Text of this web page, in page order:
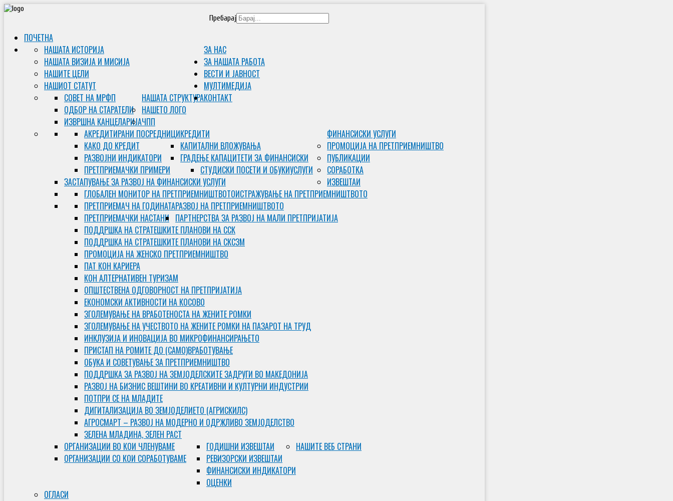
Пребарај
ПОЧЕТНА
ЗА НАС
НАШАТА ИСТОРИЈА
НАШАТА ВИЗИЈА И МИСИЈА
НАШИТЕ ЦЕЛИ
НАШИОТ СТАТУТ
НАШАТА СТРУКТУРА
СОВЕТ НА МРФП
ОДБОР НА СТАРАТЕЛИ
ИЗВРШНА КАНЦЕЛАРИЈА
НАШЕТО ЛОГО
ЧПП
ЗА НАШАТА РАБОТА
ФИНАНСИСКИ УСЛУГИ
КРЕДИТИ
АКРЕДИТИРАНИ ПОСРЕДНИЦИ
КАКО ДО КРЕДИТ
РАЗВОЈНИ ИНДИКАТОРИ
ПРЕТПРИЕМАЧКИ ПРИМЕРИ
КАПИТАЛНИ ВЛОЖУВАЊА
ГРАДЕЊЕ КАПАЦИТЕТИ ЗА ФИНАНСИСКИ
УСЛУГИ
СТУДИСКИ ПОСЕТИ И ОБУКИ
ЗАСТАПУВАЊЕ ЗА РАЗВОЈ НА ФИНАНСИСКИ УСЛУГИ
ПРОМОЦИЈА НА ПРЕТПРИЕМНИШТВО
ИСТРАЖУВАЊЕ НА ПРЕТПРИЕМНИШТВОТО
ГЛОБАЛЕН МОНИТОР НА ПРЕТПРИЕМНИШТВОТО
РАЗВОЈ НА ПРЕТПРИЕМНИШТВОТО
ПРЕТПРИЕМАЧ НА ГОДИНАТА
ПРЕТПРИЕМАЧКИ НАСТАНИ ПАРТНЕРСТВА ЗА РАЗВОЈ НА МАЛИ ПРЕТПРИЈАТИЈА
ПОДДРШКА НА СТРАТЕШКИТЕ ПЛАНОВИ НА ССК
ПОДДРШКА НА СТРАТЕШКИТЕ ПЛАНОВИ НА СКСЗМ
ПРОМОЦИЈА НА ЖЕНСКО ПРЕТПРИЕМНИШТВО
ПАТ КОН КАРИЕРА
КОН АЛТЕРНАТИВЕН ТУРИЗАМ
ОПШТЕСТВЕНА ОДГОВОРНОСТ НА ПРЕТПРИЈАТИЈА
ЕКОНОМСКИ АКТИВНОСТИ НА КОСОВО
ЗГОЛЕМУВАЊЕ НА ВРАБОТЕНОСТА НА ЖЕНИТЕ РОМКИ
ЗГОЛЕМУВАЊЕ НА УЧЕСТВОТО НА ЖЕНИТЕ РОМКИ НА ПАЗАРОТ НА ТРУД
ИНКЛУЗИЈА И ИНОВАЦИЈА ВО МИКРОФИНАНСИРАЊЕТО
ПРИСТАП НА РОМИТЕ ДО (САМО)ВРАБОТУВАЊЕ
ОБУКА И СОВЕТУВАЊЕ ЗА ПРЕТПРИЕМНИШТВО
ПОДДРШКА ЗА РАЗВОЈ НА ЗЕМЈОДЕЛСКИТЕ ЗАДРУГИ ВО МАКЕДОНИЈА
РАЗВОЈ НА БИЗНИС ВЕШТИНИ ВО КРЕАТИВНИ И КУЛТУРНИ ИНДУСТРИИ
ПОТПРИ СЕ НА МЛАДИТЕ
ДИГИТАЛИЗАЦИЈА ВО ЗЕМЈОДЕЛИЕТО (АГРИСКИЛС)
АГРОСМАРТ – РАЗВОЈ НА МОДЕРНО И ОДРЖЛИВО ЗЕМЈОДЕЛСТВО
ЗЕЛЕНА МЛАДИНА, ЗЕЛЕН РАСТ
ПУБЛИКАЦИИ
СОРАБОТКА
ОРГAНИЗАЦИИ ВО КОИ ЧЛЕНУВАМЕ
ОРГАНИЗАЦИИ СО КОИ СОРАБОТУВАМЕ
ИЗВЕШТАИ
ГОДИШНИ ИЗВЕШТАИ
РЕВИЗОРСКИ ИЗВЕШТАИ
ФИНАНСИСКИ ИНДИКАТОРИ
ОЦЕНКИ
НАШИТЕ ВЕБ СТРАНИ
ВЕСТИ И ЈАВНОСТ
ОГЛАСИ
МУЛТИМЕДИJА
КОНТАКТ